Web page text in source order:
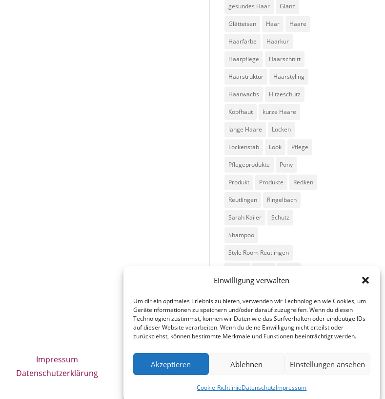
Einwilligung verwalten
Um dir ein optimales Erlebnis zu bieten, verwenden wir Technologien wie Cookies, um
Geräteinformationen zu speichern und/oder darauf zuzugreifen. Wenn du diesen
Technologien zustimmst, können wir Daten wie das Surfverhalten oder eindeutige IDs
auf dieser Website verarbeiten. Wenn du deine Einwilligung nicht erteilst oder
zurückziehst, können bestimmte Merkmale und Funktionen beeinträchtigt werden.
Akzeptieren Ablehnen Einstellungen ansehen
Cookie-RichtlinieDatenschutzImpressum
gesundes Haar Glanz
Glätteisen Haar Haare
Haarfarbe Haarkur
Haarpflege Haarschnitt
Haarstruktur Haarstyling
Haarwachs Hitzeschutz
Kopfhaut kurze Haare
lange Haare Locken
Lockenstab Look Pflege
Pflegeprodukte Pony
Produkt Produkte Redken
Reutlingen Ringelbach
Sarah Kailer Schutz
Shampoo
Style Room Reutlingen
Trends
Impressum
Datenschutzerklärung
fain g